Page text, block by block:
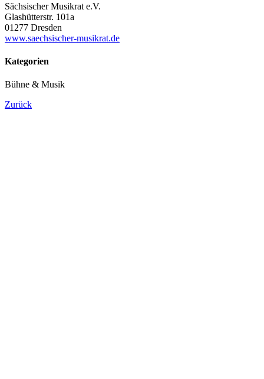
Sächsischer Musikrat e.V.
Glashütterstr. 101a
01277 Dresden
www.saechsischer-musikrat.de
Kategorien
Bühne & Musik
Zurück